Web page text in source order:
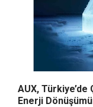
AUX, Türkiye’de
Enerji